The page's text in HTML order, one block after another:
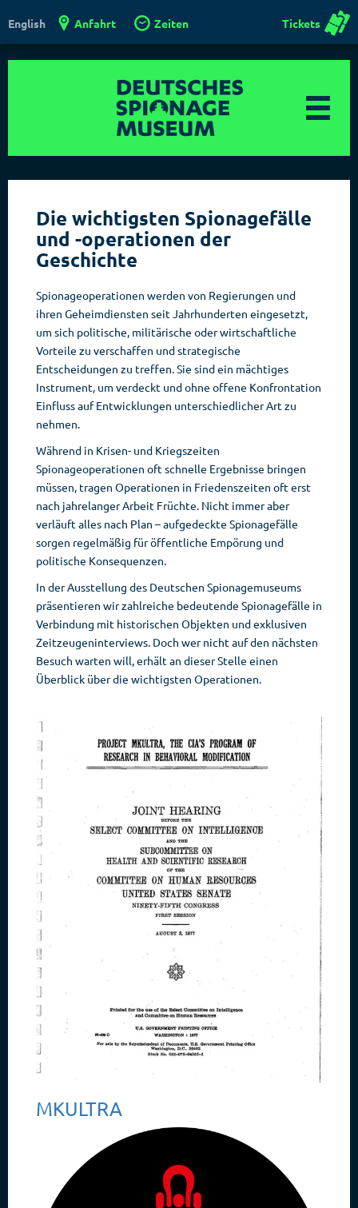
English Anfahrt Zeiten Tickets
Die wichtigsten Spionagefälle
und -operationen der
Geschichte
Spionageoperationen werden von Regierungen und
ihren Geheimdiensten seit Jahrhunderten eingesetzt,
um sich politische, militärische oder wirtschaftliche
Vorteile zu verschaffen und strategische
Entscheidungen zu treffen. Sie sind ein mächtiges
Instrument, um verdeckt und ohne offene Konfrontation
Einfluss auf Entwicklungen unterschiedlicher Art zu
nehmen.
Während in Krisen- und Kriegszeiten
Spionageoperationen oft schnelle Ergebnisse bringen
müssen, tragen Operationen in Friedenszeiten oft erst
nach jahrelanger Arbeit Früchte. Nicht immer aber
verläuft alles nach Plan – aufgedeckte Spionagefälle
sorgen regelmäßig für öffentliche Empörung und
politische Konsequenzen.
In der Ausstellung des Deutschen Spionagemuseums
präsentieren wir zahlreiche bedeutende Spionagefälle in
Verbindung mit historischen Objekten und exklusiven
Zeitzeugeninterviews. Doch wer nicht auf den nächsten
Besuch warten will, erhält an dieser Stelle einen
Überblick über die wichtigsten Operationen.
MKULTRA